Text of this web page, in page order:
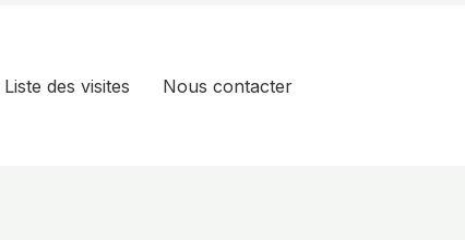
Liste des visites Nous contacter